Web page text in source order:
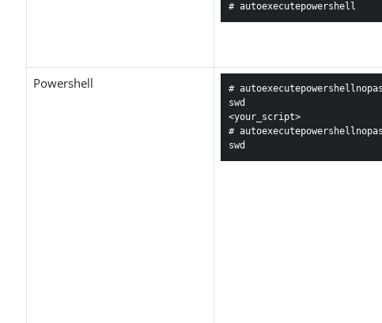
# autoexecutepowershell
Powershell
# autoexecutepowershellnopas
swd
<your_script>
# autoexecutepowershellnopas
swd